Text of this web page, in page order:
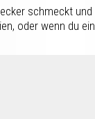
schmeckt
oder wenn du